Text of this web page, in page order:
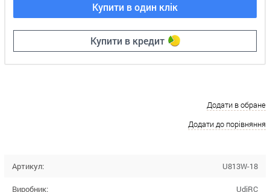
Купити в один клік
Купити в кредит
Додати в обране
Додати до порівняння
Артикул: U813W-18
Виробник: UdiRC